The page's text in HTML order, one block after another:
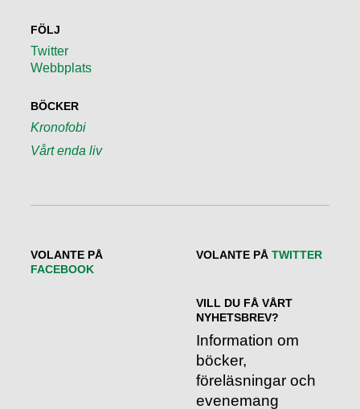
FÖLJ
Twitter
Webbplats
BÖCKER
Kronofobi
Vårt enda liv
VOLANTE PÅ
FACEBOOK
VOLANTE PÅ TWITTER
VILL DU FÅ VÅRT
NYHETSBREV?
Information om
böcker,
föreläsningar och
evenemang